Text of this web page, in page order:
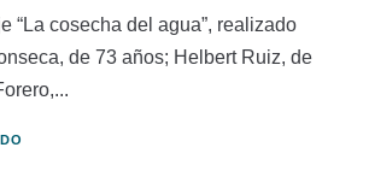
“La cosecha del agua”, realizado
de 73 años; Helbert Ruiz, de